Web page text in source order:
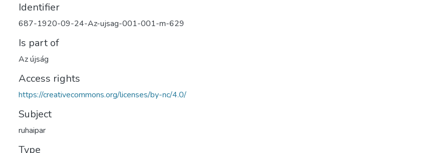
Identifier
687-1920-09-24-Az-ujsag-001-001-m-629
Is part of
Az újság
Access rights
https://creativecommons.org/licenses/by-nc/4.0/
Subject
ruhaipar
Type